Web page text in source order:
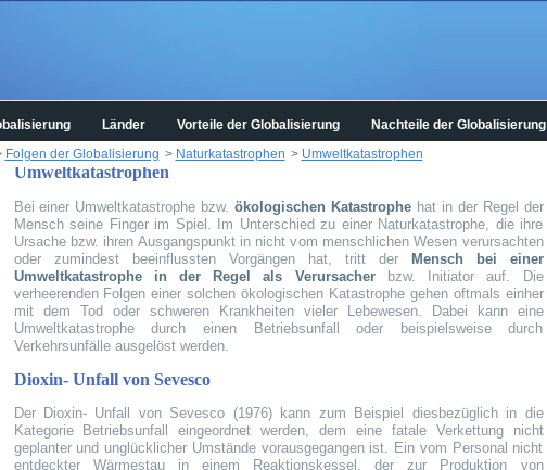
Länder Vorteile der Globalisierung Nachteile der Globalisierung
Folgen der Globalisierung > Naturkatastrophen > Umweltkatastrophen
Umweltkatastrophen
Bei einer Umweltkatastrophe bzw.ökologischen Katastrophe hat in der Regel der
Mensch seine Finger im Spiel. Im Unterschied zu einer Naturkatastrophe, die ihre
Ursache bzw. ihren Ausgangspunkt in nicht vom menschlichen Wesen verursachten
oder zumindest beeinflussten Vorgängen hat, tritt derMensch bei einer
Umweltkatastrophe in der Regel als Verursacherbzw. Initiator auf. Die
verheerenden Folgen einer solchen ökologischen Katastrophe gehen oftmals einher
mit dem Tod oder schweren Krankheiten vieler Lebewesen. Dabei kann eine
Umweltkatastrophe durch einen Betriebsunfall oder beispielsweise durch
Verkehrsunfälle ausgelöst werden.
Dioxin- Unfall von Sevesco
Der Dioxin- Unfall von Sevesco (1976) kann zum Beispiel diesbezüglich in die
Kategorie Betriebsunfall eingeordnet werden, dem eine fatale Verkettung nicht
geplanter und unglücklicher Umstände vorausgegangen ist. Ein vom Personal nicht
entdeckter Wärmestau in einem Reaktionskessel, der zur Produktion von